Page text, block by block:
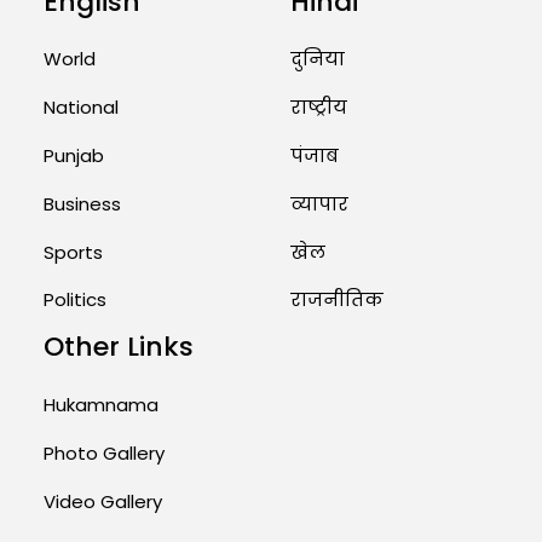
Marry Twin Brothers in Kerala;
Priests Conducting Rituals...
World
National
Punjab
Business
Sports
Politics
दुनिया
राष्ट्रीय
पंजाब
व्यापार
खेल
राजनीतिक
Other Links
Hukamnama
Photo Gallery
Video Gallery